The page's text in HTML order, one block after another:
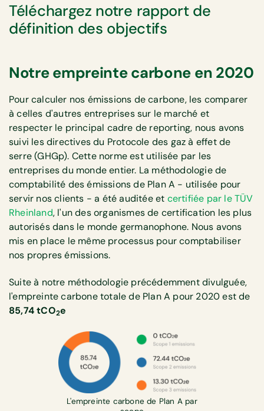
Téléchargez notre rapport de
définition des objectifs
Notre empreinte carbone en 2020
Pour calculer nos émissions de carbone, les comparer
à celles d'autres entreprises sur le marché et
respecter le principal cadre de reporting, nous avons
suivi les directives du Protocole des gaz à effet de
serre (GHGp). Cette norme est utilisée par les
entreprises du monde entier. La méthodologie de
comptabilité des émissions de Plan A - utilisée pour
servir nos clients - a été auditée et certifiée par le TÜV
Rheinland, l'un des organismes de certification les plus
autorisés dans le monde germanophone. Nous avons
mis en place le même processus pour comptabiliser
nos propres émissions.
Suite à notre méthodologie précédemment divulguée,
l'empreinte carbone totale de Plan A pour 2020 est de
85,74 tCO2e
L'empreinte carbone de Plan A par